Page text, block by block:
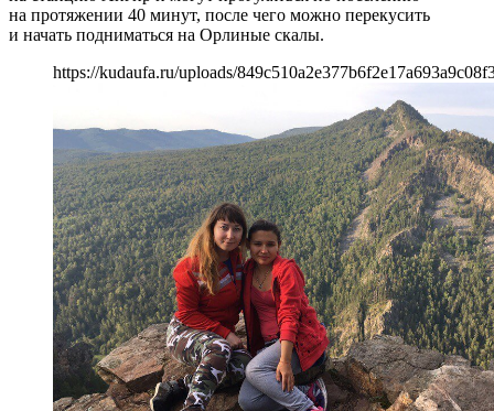
на протяжении 40 минут, после чего можно перекусить
и начать подниматься на Орлиные скалы.
https://kudaufa.ru/uploads/